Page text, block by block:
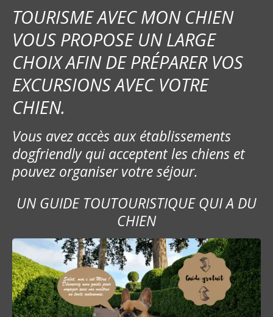
i
o
n
d
e
l
’
a
r
t
i
c
TOURISME AVEC MON CHIEN
VOUS PROPOSE UN LARGE
CHOIX AFIN DE PRÉPARER VOS
EXCURSIONS AVEC VOTRE
CHIEN.
Vous avez accès aux établissements
dogfriendly qui acceptent les chiens et
pouvez organiser votre séjour.
UN GUIDE TOUTOURISTIQUE QUI A DU
CHIEN